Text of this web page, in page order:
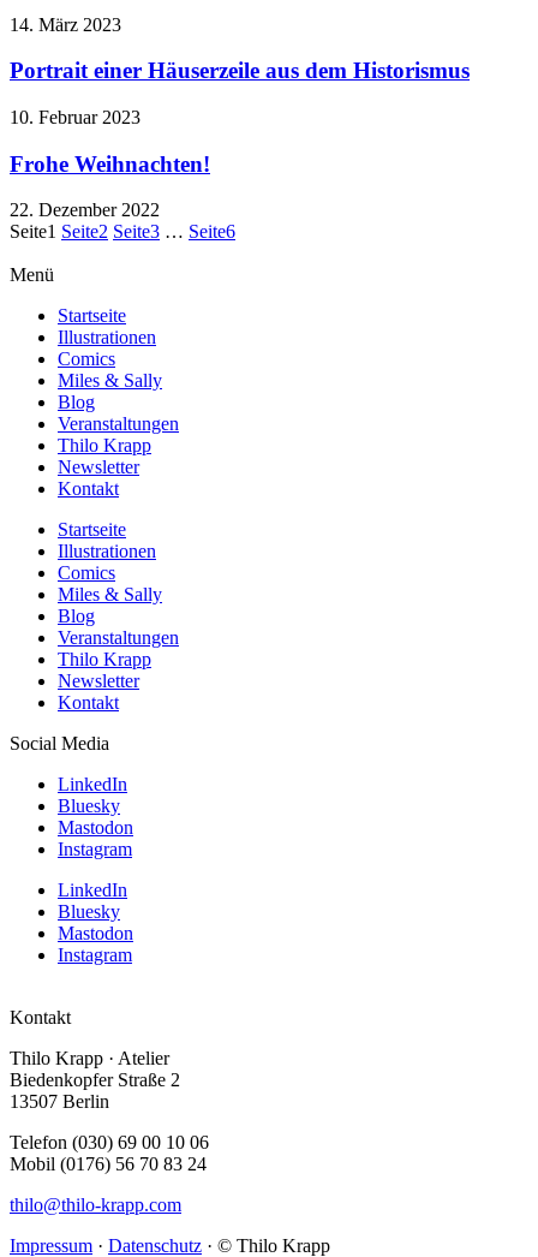
14. März 2023
Portrait einer Häuserzeile aus dem Historismus
10. Februar 2023
Frohe Weihnachten!
22. Dezember 2022
Seite1 Seite2 Seite3 … Seite6
Menü
Startseite
Illustrationen
Comics
Miles & Sally
Blog
Veranstaltungen
Thilo Krapp
Newsletter
Kontakt
Startseite
Illustrationen
Comics
Miles & Sally
Blog
Veranstaltungen
Thilo Krapp
Newsletter
Kontakt
Social Media
LinkedIn
Bluesky
Mastodon
Instagram
LinkedIn
Bluesky
Mastodon
Instagram
Kontakt
Thilo Krapp · Atelier
Biedenkopfer Straße 2
13507 Berlin
Telefon (030) 69 00 10 06
Mobil (0176) 56 70 83 24
thilo@thilo-krapp.com
Impressum · Datenschutz · © Thilo Krapp